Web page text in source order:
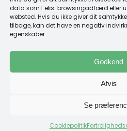
data som f.eks. browsingadfærd eller
websted. Hvis du ikke giver dit
tilbage, kan det have en negativ
egenskaber.
Godkend
Afvis
Se
Cookiepolitik
Spørgsmål & Svar
Tråd
Design selv guide
Konto
Log ind
Copyright 1987 -2026 Camée